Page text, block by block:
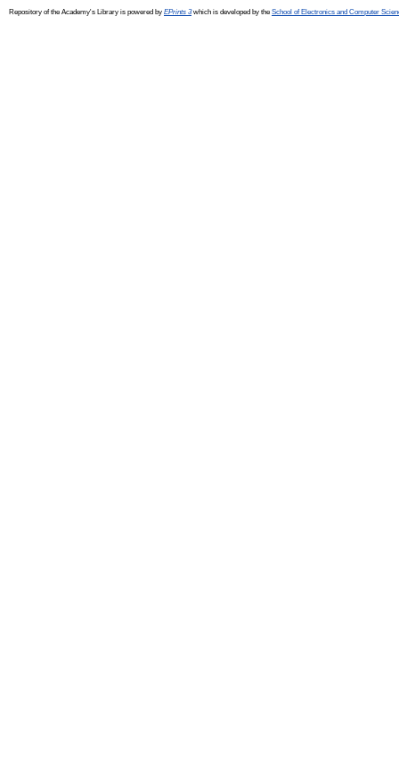
Repository of the Academy's Library is powered by EPrints 3which is developed by the School of Electronics and Computer